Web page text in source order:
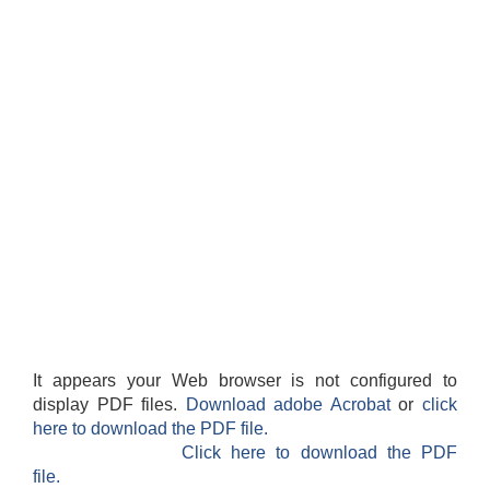
It appears your Web browser is not configured to
display PDF files.
Download adobe Acrobatorclick
here to download the PDF file.
Click here to download the PDF
file.